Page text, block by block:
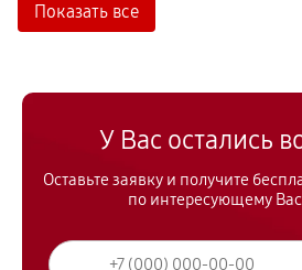
Показать все
У Вас остались
Оставьте заявку и получите
по интересующему